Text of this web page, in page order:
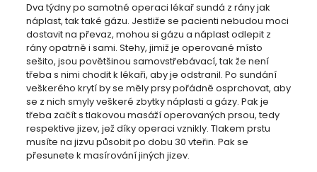
Dva týdny po samotné operaci lékař sundá z rány jak
náplast, tak také gázu. Jestliže se pacienti nebudou moci
dostavit na převaz, mohou si gázu a náplast odlepit z
rány opatrně i sami. Stehy, jimiž je operované místo
sešito, jsou povětšinou samovstřebávací, tak že není
třeba s nimi chodit k lékaři, aby je odstranil. Po sundání
veškerého krytí by se měly prsy pořádně osprchovat, aby
se z nich smyly veškeré zbytky náplasti a gázy. Pak je
třeba začít s tlakovou masáží operovaných prsou, tedy
respektive jizev, jež díky operaci vznikly. Tlakem prstu
musíte na jizvu působit po dobu 30 vteřin. Pak se
přesunete k masírování jiných jizev.